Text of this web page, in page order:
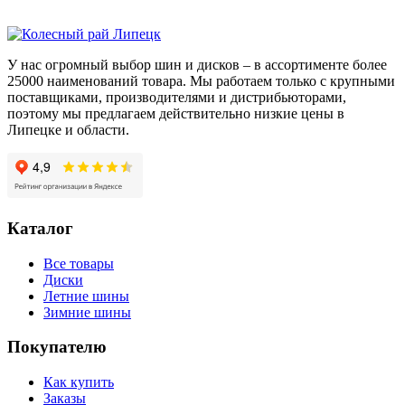
109
V
У нас огромный выбор шин и дисков – в ассортименте более
25000 наименований товара. Мы работаем только с крупными
поставщиками, производителями и дистрибьюторами,
поэтому мы предлагаем действительно низкие цены в
Липецке и области.
Каталог
Все товары
Диски
Летние шины
Зимние шины
Покупателю
Как купить
Заказы